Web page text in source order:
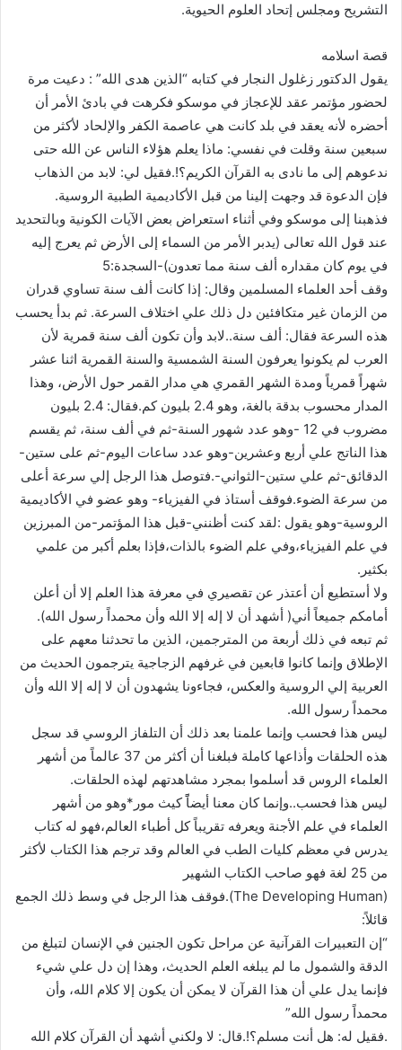
التشريح ومجلس إتحاد العلوم الحيوية.
قصة اسلامه
يقول الدكتور زغلول النجار في كتابه “الذين هدى الله” : دعيت مرة
لحضور مؤتمر عقد للإعجاز في موسكو فكرهت في بادئ الأمر أن
أحضره لأنه يعقد في بلد كانت هي عاصمة الكفر والإلحاد لأكثر من
سبعين سنة وقلت في نفسي: ماذا يعلم هؤلاء الناس عن الله حتى
ندعوهم إلى ما نادى به القرآن الكريم؟!.فقيل لي: لابد من الذهاب
فإن الدعوة قد وجهت إلينا من قبل الأكاديمية الطبية الروسية.
فذهبنا إلى موسكو وفي أثناء استعراض بعض الآيات الكونية وبالتحديد
عند قول الله تعالى (يدبر الأمر من السماء إلى الأرض ثم يعرج إليه
في يوم كان مقداره ألف سنة مما تعدون)-السجدة:5
وقف أحد العلماء المسلمين وقال: إذا كانت ألف سنة تساوي قدران
من الزمان غير متكافئين دل ذلك علي اختلاف السرعة. ثم بدأ يحسب
هذه السرعة فقال: ألف سنة..لابد وأن تكون ألف سنة قمرية لأن
العرب لم يكونوا يعرفون السنة الشمسية والسنة القمرية اثنا عشر
شهراً قمرياً ومدة الشهر القمري هي مدار القمر حول الأرض، وهذا
المدار محسوب بدقة بالغة، وهو 2.4 بليون كم.فقال: 2.4 بليون
مضروب في 12 -وهو عدد شهور السنة-ثم في ألف سنة، ثم يقسم
هذا الناتج علي أربع وعشرين-وهو عدد ساعات اليوم-ثم على ستين-
الدقائق-ثم علي ستين-الثواني-.فتوصل هذا الرجل إلي سرعة أعلى
من سرعة الضوء.فوقف أستاذ في الفيزياء- وهو عضو في الأكاديمية
الروسية-وهو يقول :لقد كنت أظنني-قبل هذا المؤتمر-من المبرزين
في علم الفيزياء،وفي علم الضوء بالذات،فإذا بعلم أكبر من علمي
بكثير.
ولا أستطيع أن أعتذر عن تقصيري في معرفة هذا العلم إلا أن أعلن
أمامكم جميعاً أني( أشهد أن لا إله إلا الله وأن محمداً رسول الله).
ثم تبعه في ذلك أربعة من المترجمين، الذين ما تحدثنا معهم على
الإطلاق وإنما كانوا قابعين في غرفهم الزجاجية يترجمون الحديث من
العربية إلي الروسية والعكس، فجاءونا يشهدون أن لا إله إلا الله وأن
محمداً رسول الله.
ليس هذا فحسب وإنما علمنا بعد ذلك أن التلفاز الروسي قد سجل
هذه الحلقات وأذاعها كاملة فبلغنا أن أكثر من 37 عالماً من أشهر
العلماء الروس قد أسلموا بمجرد مشاهدتهم لهذه الحلقات.
ليس هذا فحسب..وإنما كان معنا أيضاًً كيث مور*وهو من أشهر
العلماء في علم الأجنة ويعرفه تقريباً كل أطباء العالم،فهو له كتاب
يدرس في معظم كليات الطب في العالم وقد ترجم هذا الكتاب لأكثر
من 25 لغة فهو صاحب الكتاب الشهير
(The Developing Human).فوقف هذا الرجل في وسط ذلك الجمع
قائلاً:
“إن التعبيرات القرآنية عن مراحل تكون الجنين في الإنسان لتبلغ من
الدقة والشمول ما لم يبلغه العلم الحديث، وهذا إن دل علي شيء
فإنما يدل علي أن هذا القرآن لا يمكن أن يكون إلا كلام الله، وأن
محمداً رسول الله”
.فقيل له: هل أنت مسلم؟!.قال: لا ولكني أشهد أن القرآن كلام الله